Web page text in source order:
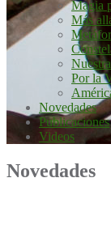
Magia
Más
Por la
Novedades
Publicaciones
Videos
Novedades